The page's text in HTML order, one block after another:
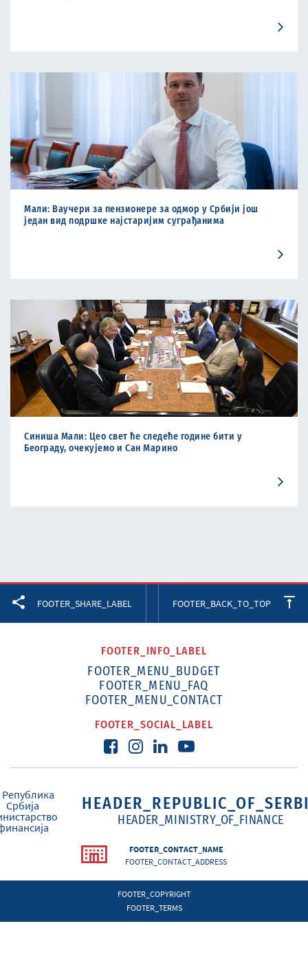
Мали: Ваучери за пензионере за одмор у Србији још
један вид подршке најстаријим суграђанима
Синиша Мали: Цео свет ће следеће године бити у
Београду, очекујемо и Сан Марино
FOOTER_SHARE_LABEL FOOTER_BACK_TO_TOP
FOOTER_INFO_LABEL
FOOTER_MENU_BUDGET
FOOTER_MENU_FAQ
FOOTER_MENU_CONTACT
FOOTER_SOCIAL_LABEL
HEADER_MINISTRY_OF_FINANCE
FOOTER_CONTACT_NAME
FOOTER_CONTACT_ADDRESS
FOOTER_COPYRIGHT
FOOTER_TERMS